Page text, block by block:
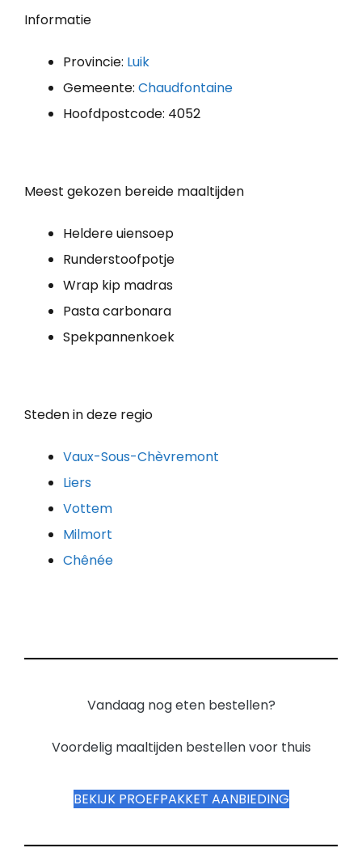
Informatie
Provincie: Luik
Gemeente: Chaudfontaine
Hoofdpostcode: 4052
Meest gekozen bereide maaltijden
Heldere uiensoep
Runderstoofpotje
Wrap kip madras
Pasta carbonara
Spekpannenkoek
Steden in deze regio
Vaux-Sous-Chèvremont
Liers
Vottem
Milmort
Chênée
Vandaag nog eten bestellen?
Voordelig maaltijden bestellen voor thuis
BEKIJK PROEFPAKKET AANBIEDING